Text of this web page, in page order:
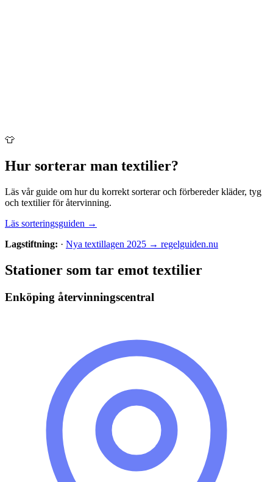
👕
Hur sorterar man textilier?
Läs vår guide om hur du korrekt sorterar och förberederkläder, tyg
och textilierför återvinning.
Läs sorteringsguiden →
Lagstiftning: · Nya textillagen 2025 → regelguiden.nu
Stationer som tar emot textilier
Enköping återvinningscentral